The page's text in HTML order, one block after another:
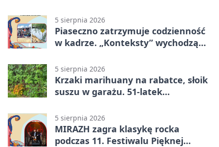
5 sierpnia 2026
Piaseczno zatrzymuje codzienność
w kadrze. „Konteksty” wychodzą
5 sierpnia 2026
Krzaki marihuany na rabatce, słoik
suszu w garażu. 51-latek
5 sierpnia 2026
MIRAZH zagra klasykę rocka
podczas 11. Festiwalu Pięknej